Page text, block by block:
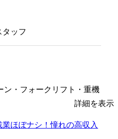
ッフ
ン・フォークリフト・重機
詳細を表示